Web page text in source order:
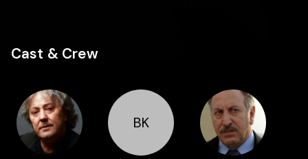
Cast & Crew
BK